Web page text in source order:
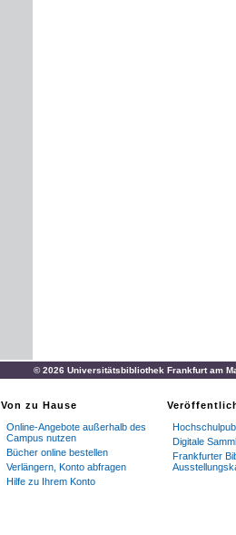
© 2026 Universitätsbibliothek Frankfurt am
Von zu Hause
Online-Angebote außerhalb des
Campus nutzen
Bücher online bestellen
Verlängern, Konto abfragen
Hilfe zu Ihrem Konto
Digitale
Frankfurter